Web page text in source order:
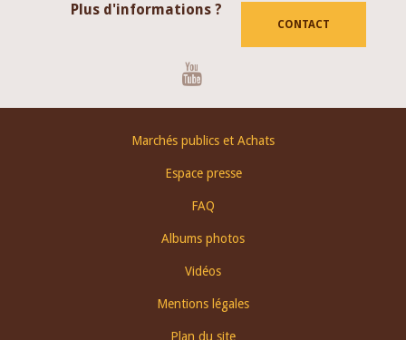
Plus d'informations ?
CONTACT
Marchés publics et Achats
Espace presse
FAQ
Albums photos
Vidéos
Mentions légales
Plan du site